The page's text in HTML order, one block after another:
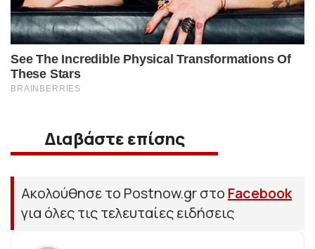
Διαβάστε επίσης
Ακολούθησε το Postnow.gr στο Facebook
για όλες τις τελευταίες ειδήσεις